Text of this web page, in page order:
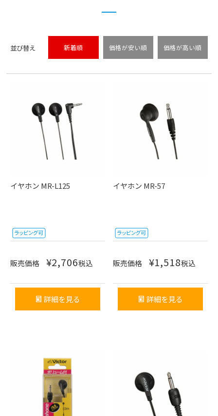
並び替え 新着順 価格が安い順 価格が高い順
イヤホン MR-L125
販売価格 ¥2,706税込
詳細を見る
イヤホン MR-57
販売価格 ¥1,518税込
詳細を見る